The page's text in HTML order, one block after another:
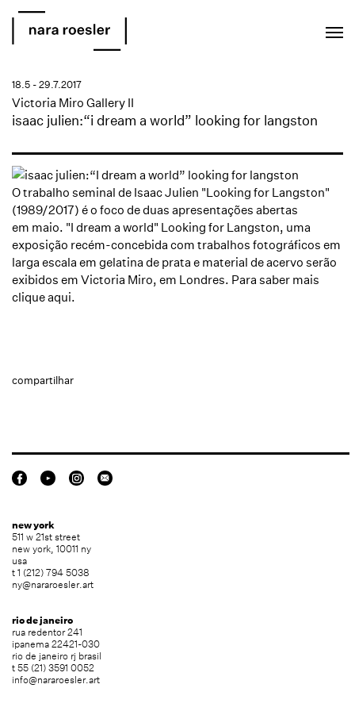
isaac julien:“i dream a world” looking for langston
Victoria Miro Gallery II
18.5 - 29.7.2017
O trabalho seminal de Isaac Julien "Looking for Langston"
(1989/2017) é o foco de duas apresentações abertas
em maio. "I dream a world" Looking for Langston, uma
exposição recém-concebida com trabalhos fotográficos em
larga escala em gelatina de prata e material de acervo serão
exibidos em Victoria Miro, em Londres. Para saber mais
clique aqui.
compartilhar
new york
511 w 21st street
new york, 10011 ny
usa
t 1 (212) 794 5038
ny@nararoesler.art
rio de janeiro
rua redentor 241
ipanema 22421-030
rio de janeiro rj brasil
t 55 (21) 3591 0052
info@nararoesler.art